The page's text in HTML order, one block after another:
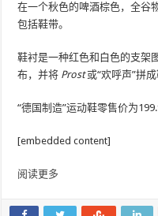
在一个秋色的啤酒棕色，全谷
包括鞋带。
鞋衬是一种红色和白色的支架
布，并将 Prost或“欢呼声”拼
“德国制造”运动鞋零售价为
[embedded content]
阅读更多